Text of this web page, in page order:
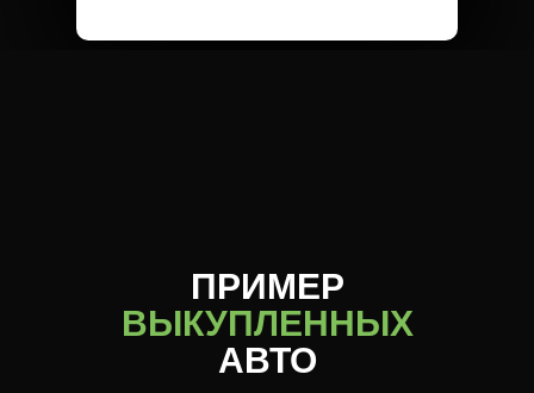
ПРИМЕР
ВЫКУПЛЕННЫХ
АВТО